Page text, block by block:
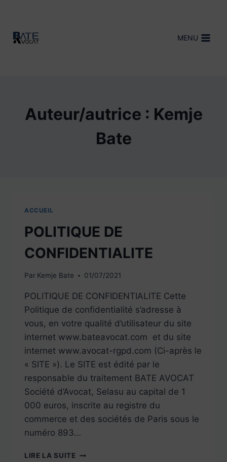
contenu
MENU
Auteur/autrice : Kemje
Bate
ACCUEIL
POLITIQUE DE
CONFIDENTIALITE
Par Kemje Bate 01/07/2021
POLITIQUE DE CONFIDENTIALITE Cette
Politique de confidentialité s’adresse à
vous, en votre qualité d’utilisateur du site
internet www.bateavocat.com et du site
internet www.avocat-rgpd.com (Ci-après le
« SITE »). Le SITE est édité par le
responsable du traitement BATE AVOCAT
Société d’Avocat, Selasu au capital de 1
000 euros, inscrite au registre du
commerce et des sociétés de Paris sous le
numéro 893…
LIRE LA SUITEPOLITIQUE